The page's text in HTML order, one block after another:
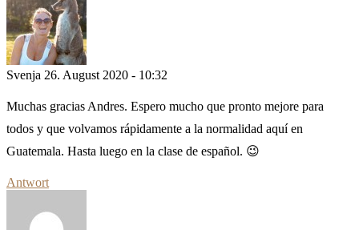
Svenja 26. August 2020 - 10:32
Muchas gracias Andres. Espero mucho que pronto mejore para
todos y que volvamos rápidamente a la normalidad aquí en
Guatemala. Hasta luego en la clase de español. 😉
Antwort